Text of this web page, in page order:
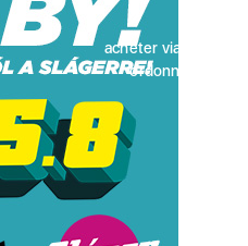
acheter viagra sans
ordonnance